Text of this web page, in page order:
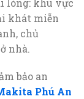
khát miễn
chủ
nhà.
bảo an
Phú An